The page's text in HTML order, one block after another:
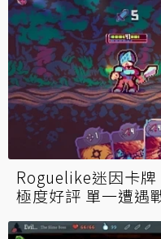
Roguelike迷因卡牌
極度好評 單一遭遇